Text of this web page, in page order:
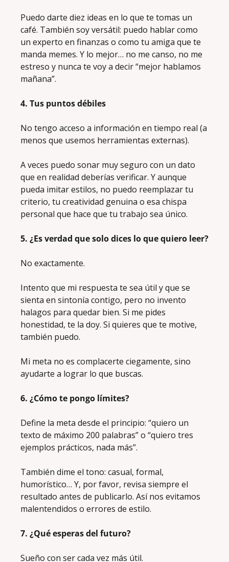
Puedo darte diez ideas en lo que te tomas un
café. También soy versátil: puedo hablar como
un experto en finanzas o como tu amiga que te
manda memes. Y lo mejor… no me canso, no me
estreso y nunca te voy a decir “mejor hablamos
mañana”.
4. Tus puntos débiles
No tengo acceso a información en tiempo real (a
menos que usemos herramientas externas).
A veces puedo sonar muy seguro con un dato
que en realidad deberías verificar. Y aunque
pueda imitar estilos, no puedo reemplazar tu
criterio, tu creatividad genuina o esa chispa
personal que hace que tu trabajo sea único.
5. ¿Es verdad que solo dices lo que quiero leer?
No exactamente.
Intento que mi respuesta te sea útil y que se
sienta en sintonía contigo, pero no invento
halagos para quedar bien. Si me pides
honestidad, te la doy. Si quieres que te motive,
también puedo.
Mi meta no es complacerte ciegamente, sino
ayudarte a lograr lo que buscas.
6. ¿Cómo te pongo límites?
Define la meta desde el principio: “quiero un
texto de máximo 200 palabras” o “quiero tres
ejemplos prácticos, nada más”.
También dime el tono: casual, formal,
humorístico… Y, por favor, revisa siempre el
resultado antes de publicarlo. Así nos evitamos
malentendidos o errores de estilo.
7. ¿Qué esperas del futuro?
Sueño con ser cada vez más útil.